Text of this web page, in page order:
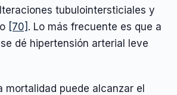
tubulointersticiales y
[70] . Lo más frecuente es que a
dé hipertensión arterial leve
mortalidad puede alcanzar el